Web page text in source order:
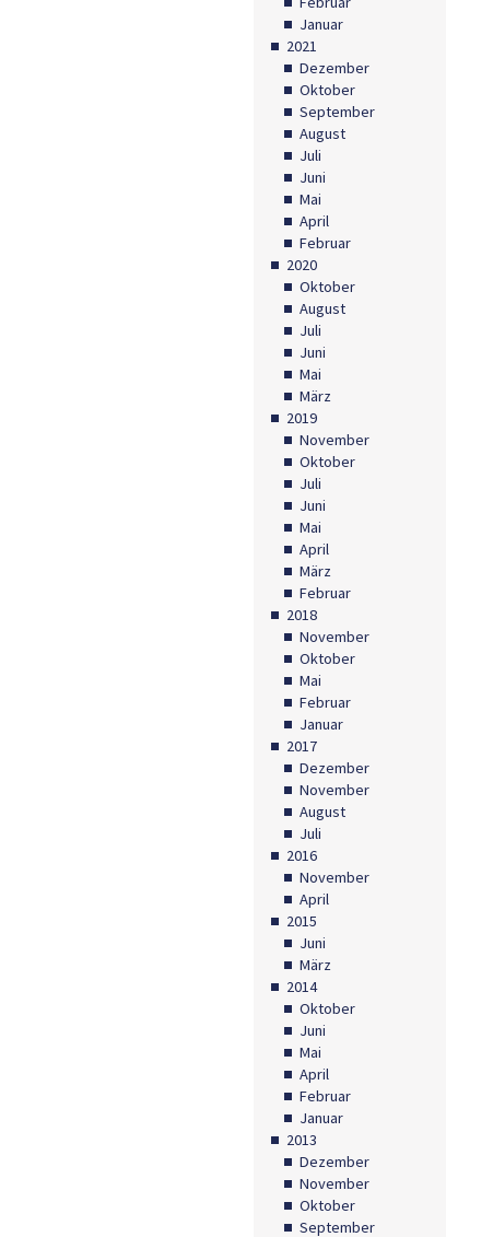
Januar
2021
Dezember
Oktober
September
August
Juli
Juni
Mai
April
Februar
2020
Oktober
August
Juli
Juni
Mai
März
2019
November
Oktober
Juli
Juni
Mai
April
März
Februar
2018
November
Oktober
Mai
Februar
Januar
2017
Dezember
November
August
Juli
2016
November
April
2015
Juni
März
2014
Oktober
Juni
Mai
April
Februar
Januar
2013
Dezember
November
Oktober
September